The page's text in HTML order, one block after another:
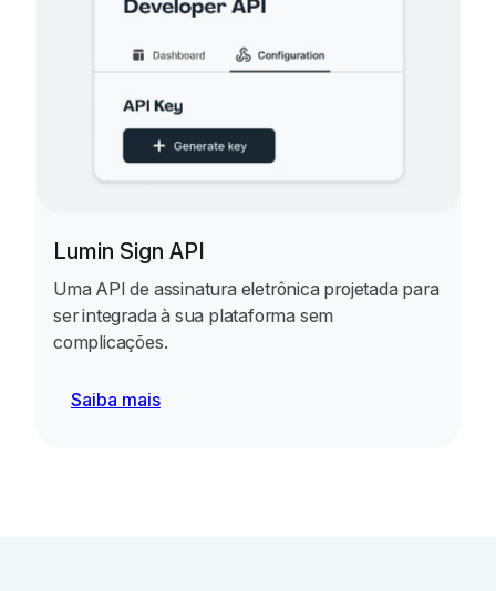
Lumin Sign API
Uma API de assinatura eletrônica projetada para
ser integrada à sua plataforma sem
complicações.
Saiba mais